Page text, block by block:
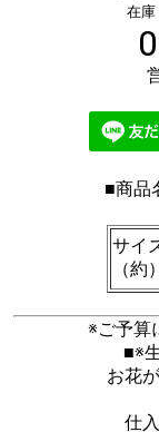
在庫
■商品
サイ
（約）
※ご予算
■※
お花
仕